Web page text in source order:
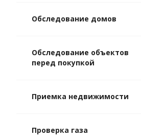
Обследование домов
Обследование объектов
перед покупкой
Приемка недвижимости
Проверка газа